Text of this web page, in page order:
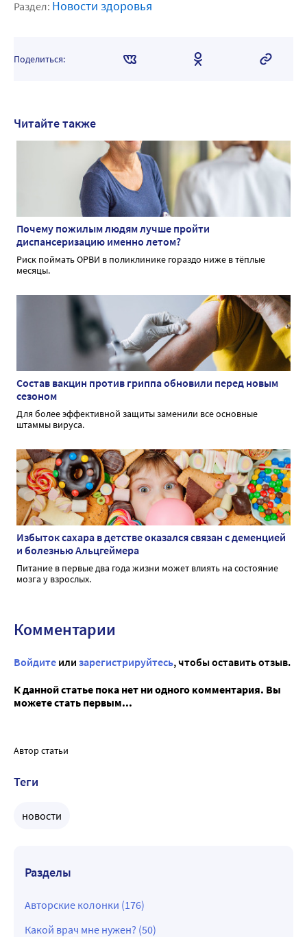
Раздел: Новости здоровья
Поделиться:
Читайте также
Почему пожилым людям лучше пройти
диспансеризацию именно летом?
Риск поймать ОРВИ в поликлинике гораздо ниже в тёплые
месяцы.
Состав вакцин против гриппа обновили перед новым
сезоном
Для более эффективной защиты заменили все основные
штаммы вируса.
Избыток сахара в детстве оказался связан с деменцией
и болезнью Альцгеймера
Питание в первые два года жизни может влиять на состояние
мозга у взрослых.
Комментарии
Войдите или зарегистрируйтесь, чтобы оставить отзыв.
К данной статье пока нет ни одного комментария. Вы
можете стать первым...
Автор статьи
Теги
новости
Разделы
Авторские колонки (176)
Какой врач мне нужен? (50)